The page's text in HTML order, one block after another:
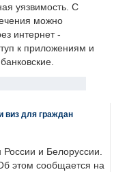
уязвимость. С
можно
интернет -
к приложениям и
виз для граждан
России и Белоруссии.
этом сообщается на